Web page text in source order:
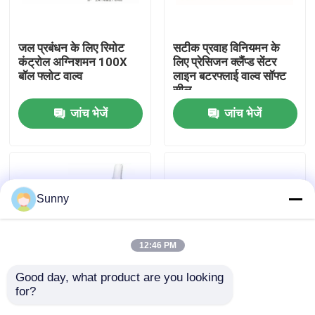
हमारे बारे में
कारखाने का दौरा
गुणवत्ता नियंत्रण
उद्धरण मांगें
जल प्रबंधन के लिए रिमोट
कंट्रोल अग्निशमन 100X
बॉल फ्लोट वाल्व
जांच भेजें
सटीक प्रवाह विनियमन के
लिए प्रेसिजन क्लैंप्ड सेंटर
लाइन बटरफ्लाई वाल्व सॉफ्ट
सील
जांच भेजें
DN100 रिमोट कंट्रोल बॉल
Sunny
12:46 PM
Good day, what product are you looking
for?